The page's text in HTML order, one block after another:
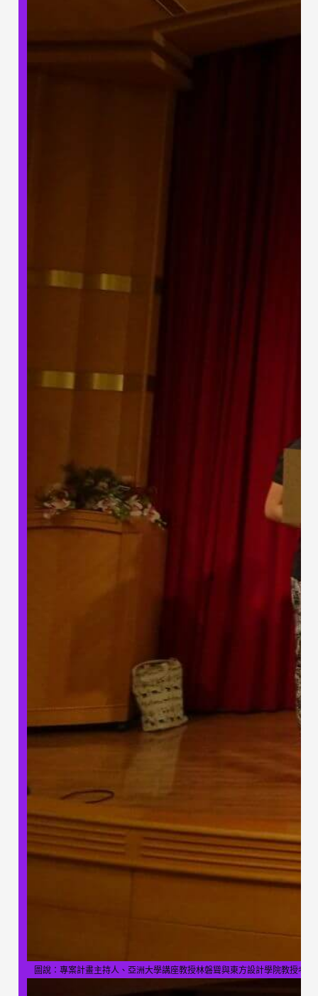
圖說：專案計畫主持人、亞洲大學講座教授林磐聳與東方設計學院教授老師